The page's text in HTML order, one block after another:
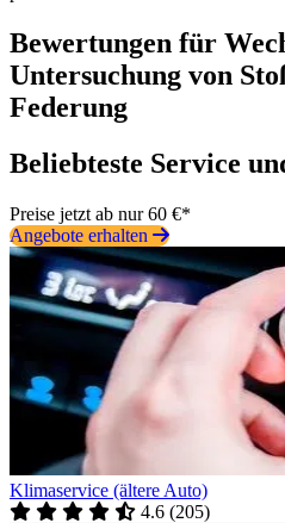
Bewertungen für
Untersuchung von
Federung
Beliebteste Service
Preise jetzt ab nur 60 €*
Angebote erhalten
Klimaservice (ältere Auto)
4.6 (205)